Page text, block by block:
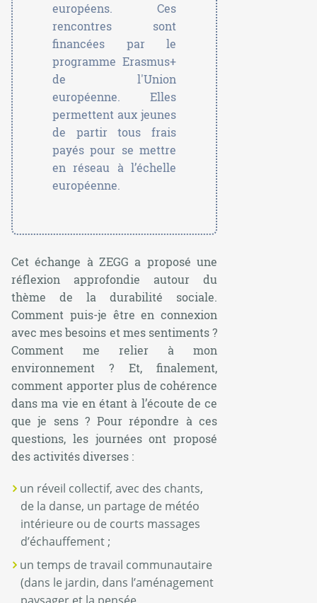
européens. Ces
rencontres sont
financées par le
programme Erasmus+
de l'Union
européenne. Elles
permettent aux jeunes
de partir tous frais
payés pour se mettre
en réseau à l’échelle
européenne.
Cet échange à ZEGG a proposé une
réflexion approfondie autour du
thème de la durabilité sociale.
Comment puis-je être en connexion
avec mes besoins et mes sentiments ?
Comment me relier à mon
environnement ? Et, finalement,
comment apporter plus de cohérence
dans ma vie en étant à l’écoute de ce
que je sens ? Pour répondre à ces
questions, les journées ont proposé
des activités diverses :
un réveil collectif, avec des chants,
de la danse, un partage de météo
intérieure ou de courts massages
d’échauffement ;
un temps de travail communautaire
(dans le jardin, dans l’aménagement